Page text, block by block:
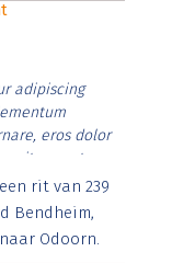
adipiscing
eros dolor
vitae erat.
rutrum lorem
posuere.
rit van 239
Bendheim,
Odoorn.